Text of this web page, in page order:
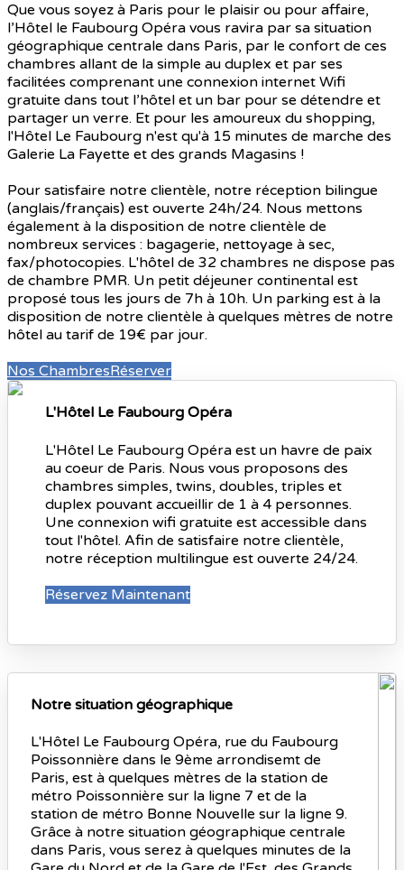
Que vous soyez à Paris pour le plaisir ou pour affaire,
l’Hôtel le Faubourg Opéra vous ravira par sa situation
géographique centrale dans Paris, par le confort de ces
chambres allant de la simple au duplex et par ses
facilitées comprenant une connexion internet Wifi
gratuite dans tout l’hôtel et un bar pour se détendre et
partager un verre. Et pour les amoureux du shopping,
l'Hôtel Le Faubourg n'est qu'à 15 minutes de marche des
Galerie La Fayette et des grands Magasins !
Pour satisfaire notre clientèle, notre réception bilingue
(anglais/français) est ouverte 24h/24. Nous mettons
également à la disposition de notre clientèle de
nombreux services : bagagerie, nettoyage à sec,
fax/photocopies. L'hôtel de 32 chambres ne dispose pas
de chambre PMR. Un petit déjeuner continental est
proposé tous les jours de 7h à 10h. Un parking est à la
disposition de notre clientèle à quelques mètres de notre
hôtel au tarif de 19€ par jour.
Nos ChambresRéserver
L'Hôtel Le Faubourg Opéra
L'Hôtel Le Faubourg Opéra est un havre de paix
au coeur de Paris. Nous vous proposons des
chambres simples, twins, doubles, triples et
duplex pouvant accueillir de 1 à 4 personnes.
Une connexion wifi gratuite est accessible dans
tout l'hôtel. Afin de satisfaire notre clientèle,
notre réception multilingue est ouverte 24/24.
Réservez Maintenant
Notre situation géographique
L'Hôtel Le Faubourg Opéra, rue du Faubourg
Poissonnière dans le 9ème arrondisemt de
Paris, est à quelques mètres de la station de
métro Poissonnière sur la ligne 7 et de la
station de métro Bonne Nouvelle sur la ligne 9.
Grâce à notre situation géographique centrale
dans Paris, vous serez à quelques minutes de la